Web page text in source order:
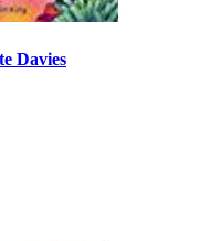
Davies